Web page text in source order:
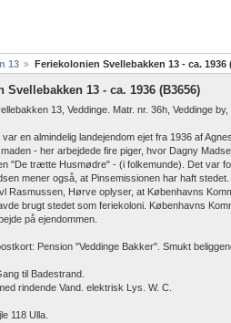
13 Feriekolonien Svellebakken 13 - ca. 1936
Svellebakken 13 - ca. 1936 (B3656)
13, Veddinge. Matr. nr. 36h, Veddinge by,
en almindelig landejendom ejet fra 1936 af
- her arbejdede fire piger, hvor Dagny
"De trætte Husmødre" - (i folkemunde). Det var
mener også, at Pinsemissionen har haft stedet.
Rasmussen, Hørve oplyser, at Københavns
brugt stedet som feriekoloni. Københavns
på ejendommen.
Pension "Veddinge Bakker". Smukt
til Badestrand.
rindende Vand. elektrisk Lys. W. C.
118 Ulla.